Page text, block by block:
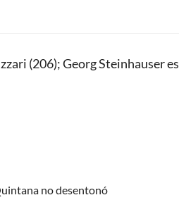
(206); Georg Steinhauser es
no desentonó